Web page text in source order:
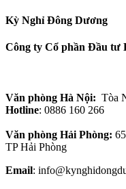
Kỳ Nghỉ Đông Dương
Công ty Cổ phần Đầu tư
Văn phòng Hà Nội: Tòa
Hotline: 0886 160 266
Văn phòng Hải Phòng:
TP Hải Phòng
Email: